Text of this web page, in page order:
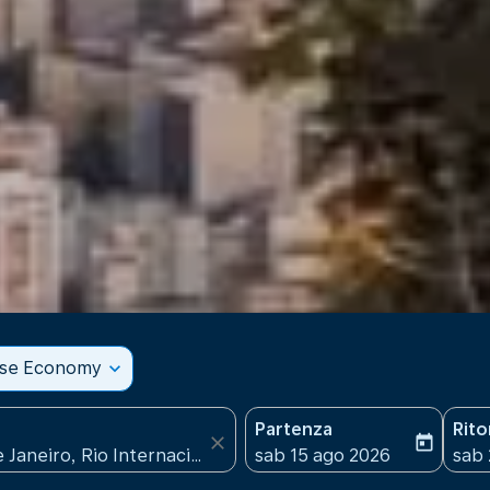
Economy expand_more
close
Partenza
fc-booking-departure-
sab 15 ago 2026
today
fc-
sab